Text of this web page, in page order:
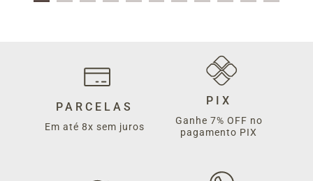
PARCELAS
Em até 8x sem juros
PIX
Ganhe 7% OFF no
pagamento PIX